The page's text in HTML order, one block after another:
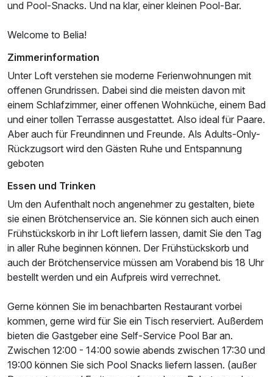
und Pool-Snacks. Und na klar, einer kleinen Pool-Bar.
Welcome to Belia!
Zimmerinformation
Unter Loft verstehen sie moderne Ferienwohnungen mit
offenen Grundrissen. Dabei sind die meisten davon mit
einem Schlafzimmer, einer offenen Wohnküche, einem Bad
und einer tollen Terrasse ausgestattet. Also ideal für Paare.
Aber auch für Freundinnen und Freunde. Als Adults-Only-
Rückzugsort wird den Gästen Ruhe und Entspannung
geboten
Essen und Trinken
Um den Aufenthalt noch angenehmer zu gestalten, biete
sie einen Brötchenservice an. Sie können sich auch einen
Frühstückskorb in ihr Loft liefern lassen, damit Sie den Tag
in aller Ruhe beginnen können. Der Frühstückskorb und
auch der Brötchenservice müssen am Vorabend bis 18 Uhr
bestellt werden und ein Aufpreis wird verrechnet.
Gerne können Sie im benachbarten Restaurant vorbei
kommen, gerne wird für Sie ein Tisch reserviert. Außerdem
bieten die Gastgeber eine Self-Service Pool Bar an.
Zwischen 12:00 - 14:00 sowie abends zwischen 17:30 und
19:00 können Sie sich Pool Snacks liefern lassen. (außer